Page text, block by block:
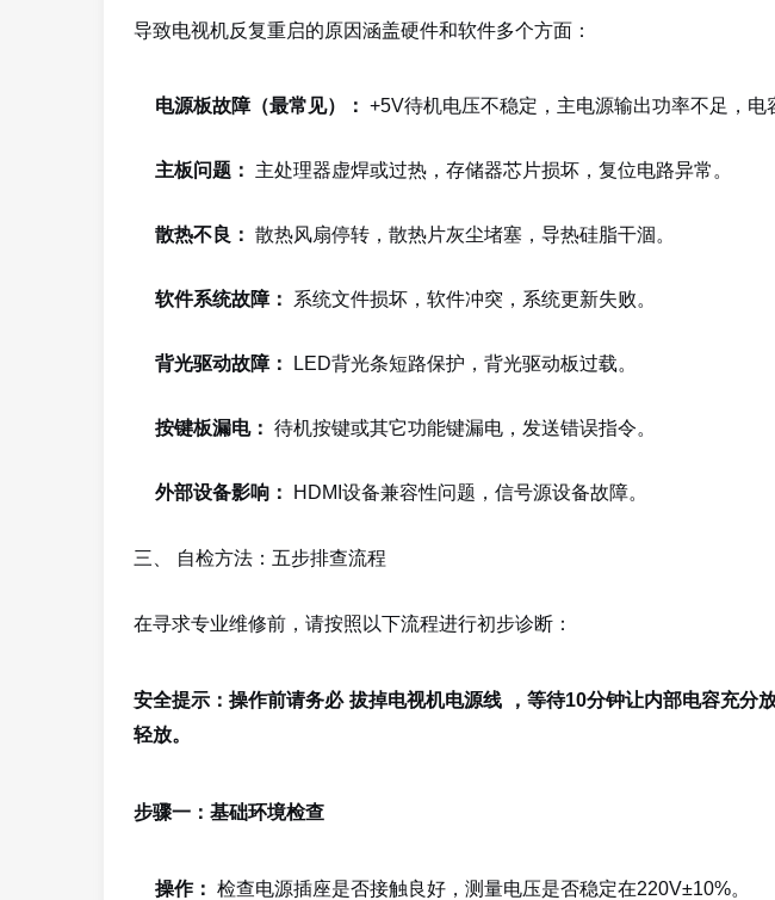
导致电视机反复重启的原因涵盖硬件和软件多个方面：
电源板故障（最常见）： +5V待机电压不稳定，主电源输出功率不足，电
主板问题： 主处理器虚焊或过热，存储器芯片损坏，复位电路异常。
散热不良： 散热风扇停转，散热片灰尘堵塞，导热硅脂干涸。
软件系统故障： 系统文件损坏，软件冲突，系统更新失败。
背光驱动故障： LED背光条短路保护，背光驱动板过载。
按键板漏电： 待机按键或其它功能键漏电，发送错误指令。
外部设备影响： HDMI设备兼容性问题，信号源设备故障。
三、 自检方法：五步排查流程
在寻求专业维修前，请按照以下流程进行初步诊断：
安全提示：操作前请务必 拔掉电视机电源线
，等待10分钟让内部电容充分
轻放。
步骤一：基础环境检查
操作： 检查电源插座是否接触良好，测量电压是否稳定在220V±10%。